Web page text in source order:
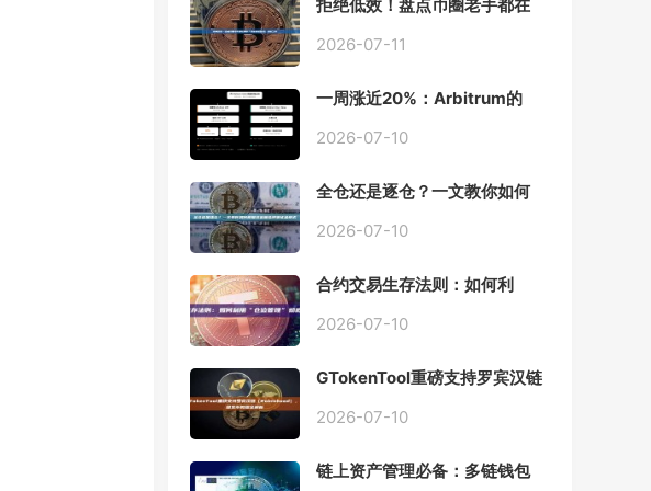
拒绝低效！盘点币圈老手都在
具
2026-07-11
一周涨近20%：Arbitrum的
Chain一夜盘活
2026-07-10
全仓还是逐仓？一文教你如何
2026-07-10
合约交易生存法则：如何利
2026-07-10
GTokenTool重磅支持罗宾汉链
程全解析
2026-07-10
链上资产管理必备：多链钱包